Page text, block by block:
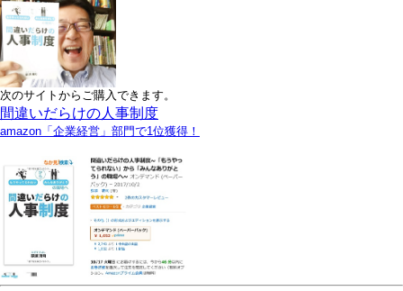
次のサイトからご購入できます。
間違いだらけの人事制度
amazon「企業経営」部門で1位獲得！